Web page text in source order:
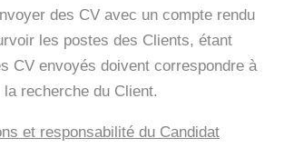
des CV avec un compte rendu
les postes des Clients, étant
CV envoyés doivent correspondre à
la recherche du Client.
et responsabilité du Candidat